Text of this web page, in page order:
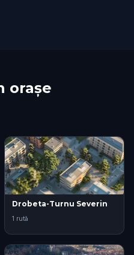
orașe
Drobeta-Turnu Severin
1 rută